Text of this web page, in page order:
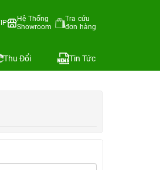
Hệ Thống
Showroom
Tra cứu
đơn hàng
Thu Đổi Tin Tức